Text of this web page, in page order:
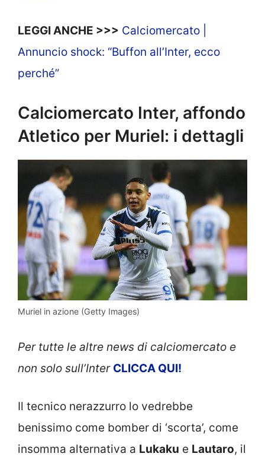
LEGGI ANCHE >>> Calciomercato |
Annuncio shock: “Buffon all’Inter, ecco
perché”
Calciomercato Inter, affondo
Atletico per Muriel: i dettagli
Muriel in azione (Getty Images)
Per tutte le altre news di calciomercato e
non solo sull’Inter CLICCA QUI!
Il tecnico nerazzurro lo vedrebbe
benissimo come bomber di ‘scorta’, come
insomma alternativa a Lukaku e Lautaro, il